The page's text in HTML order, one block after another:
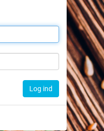
Log ind